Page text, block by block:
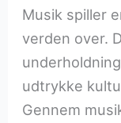
Musik spiller
verden over.
udtrykke
Gennem